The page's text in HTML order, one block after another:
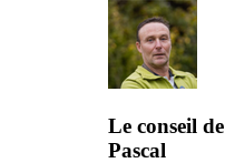
Le conseil de
Pascal